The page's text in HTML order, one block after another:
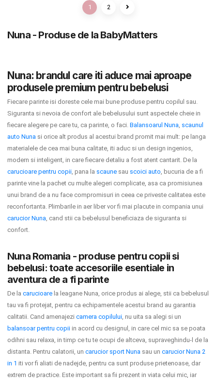
1 2
Nuna - Produse de la BabyMatters
Nuna: brandul care iti aduce mai aproape
produsele premium pentru bebelusi
Fiecare parinte isi doreste cele mai bune produse pentru copilul sau.
Siguranta si nevoia de confort ale bebelusului sunt aspectele cheie in
fiecare alegere pe care tu, ca parinte, o faci. Balansoarul Nuna, scaunul
auto Nuna si orice alt produs al acestui brand promit mai mult: pe langa
materialele de cea mai buna calitate, iti aduc si un design ingenios,
modern si inteligent, in care fiecare detaliu a fost atent cantarit. De la
carucioare pentru copii, pana la scaune sau scoici auto, bucuria de a fi
parinte vine la pachet cu multe alegeri complicate, asa ca promisiunea
unui brand de a nu face compromisuri in ceea ce priveste calitatea este
reconfortanta. Plimbarile in aer liber vor fi mai placute in compania unui
carucior Nuna, cand stii ca bebelusul beneficiaza de siguranta si
confort.
Nuna Romania - produse pentru copii si
bebelusi: toate accesoriile esentiale in
aventura de a fi parinte
De la carucioare la leagane Nuna, orice produs ai alege, stii ca bebelusul
tau va fi protejat, pentru ca echipamentele acestui brand au garantia
calitatii. Cand amenajezi camera copilului, nu uita sa alegi si un
balansoar pentru copii in acord cu designul, in care cel mic sa se poata
odihni sau relaxa, in timp ce tu te ocupi de altceva, supraveghindu-l de la
distanta. Pentru calatorii, un carucior sport Nuna sau un carucior Nuna 2
in 1 iti vor fi aliati de nadejde, pentru ca sunt produse prietenoase, dar
extrem de practice. Este important sa fii prezent in viata celui mic, iar